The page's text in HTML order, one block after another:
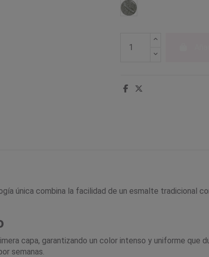
Vigo
única combina la facilidad de un esmalte tradicional
capa, garantizando un color intenso y uniforme que
semanas.